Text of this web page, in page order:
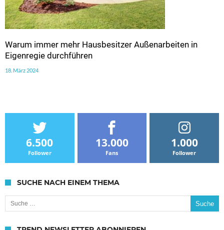
Warum immer mehr Hausbesitzer Außenarbeiten in
Eigenregie durchführen
18. März 2024
6.500
Follower
13.000
Fans
1.000
Follower
SUCHE NACH EINEM THEMA
Suche nach: